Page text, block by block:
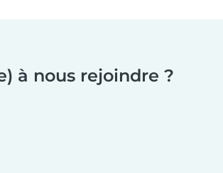
à nous rejoindre ?